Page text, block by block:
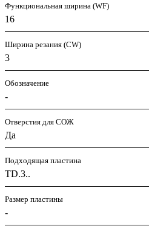
Функциональная ширина (WF)
16
Ширина резания (CW)
3
Обозначение
-
Отверстия для СОЖ
Да
Подходящая пластина
TD.3..
Размер пластины
-